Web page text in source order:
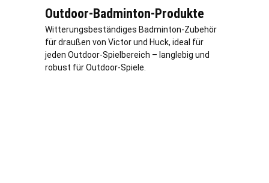
Outdoor-Badminton-Produkte
Witterungsbeständiges Badminton-Zubehör
für draußen von Victor und Huck, ideal für
jeden Outdoor-Spielbereich – langlebig und
robust für Outdoor-Spiele.